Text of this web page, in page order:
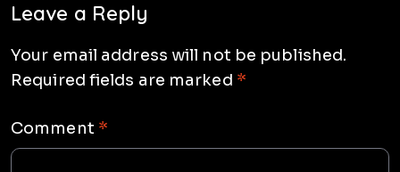
Leave a Reply
Your email address will not be published.
Required fields are marked *
Comment *